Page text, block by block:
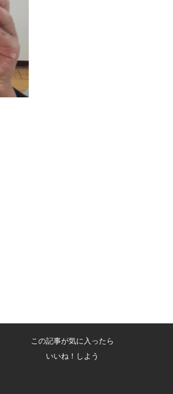
この記事が気に入ったら
いいね！しよう